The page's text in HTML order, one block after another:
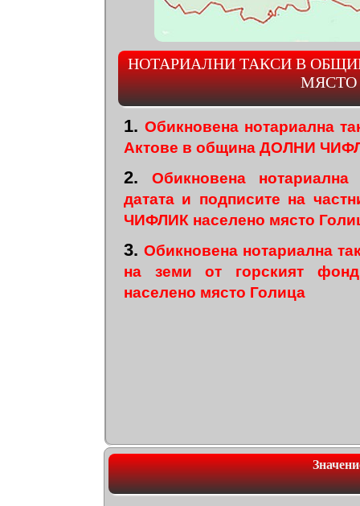
НОТАРИАЛНИ ТАКСИ В
МЯСТО
1. Обикновена нотариална
Актове в община ДОЛНИ
2. Обикновена
датата и подписите на
ЧИФЛИК населено място
3. Обикновена нотариална
на земи от горският
населено място Голица